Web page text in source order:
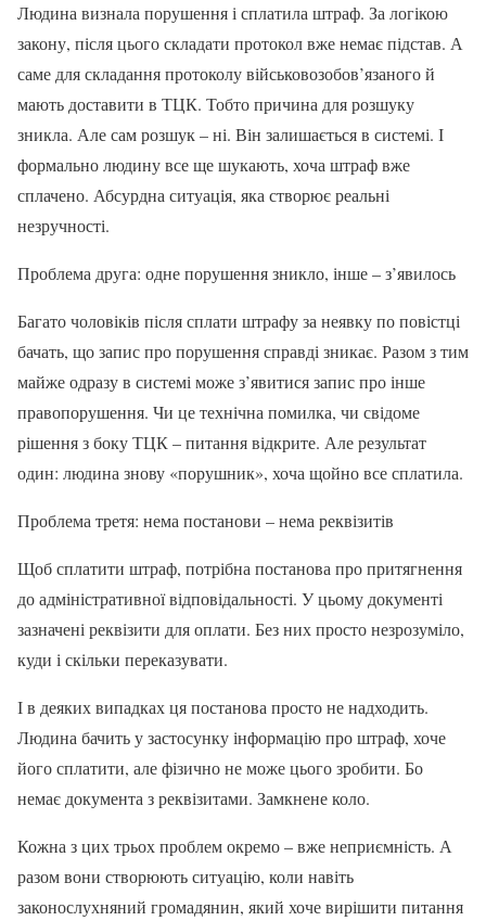
Людина визнала порушення і сплатила штраф. За логікою
закону, після цього складати протокол вже немає підстав. А
саме для складання протоколу військовозобов’язаного й
мають доставити в ТЦК. Тобто причина для розшуку
зникла. Але сам розшук – ні. Він залишається в системі. І
формально людину все ще шукають, хоча штраф вже
сплачено. Абсурдна ситуація, яка створює реальні
незручності.
Проблема друга: одне порушення зникло, інше – з’явилось
Багато чоловіків після сплати штрафу за неявку по повістці
бачать, що запис про порушення справді зникає. Разом з тим
майже одразу в системі може з’явитися запис про інше
правопорушення. Чи це технічна помилка, чи свідоме
рішення з боку ТЦК – питання відкрите. Але результат
один: людина знову «порушник», хоча щойно все сплатила.
Проблема третя: нема постанови – нема реквізитів
Щоб сплатити штраф, потрібна постанова про притягнення
до адміністративної відповідальності. У цьому документі
зазначені реквізити для оплати. Без них просто незрозуміло,
куди і скільки переказувати.
І в деяких випадках ця постанова просто не надходить.
Людина бачить у застосунку інформацію про штраф, хоче
його сплатити, але фізично не може цього зробити. Бо
немає документа з реквізитами. Замкнене коло.
Кожна з цих трьох проблем окремо – вже неприємність. А
разом вони створюють ситуацію, коли навіть
законослухняний громадянин, який хоче вирішити питання